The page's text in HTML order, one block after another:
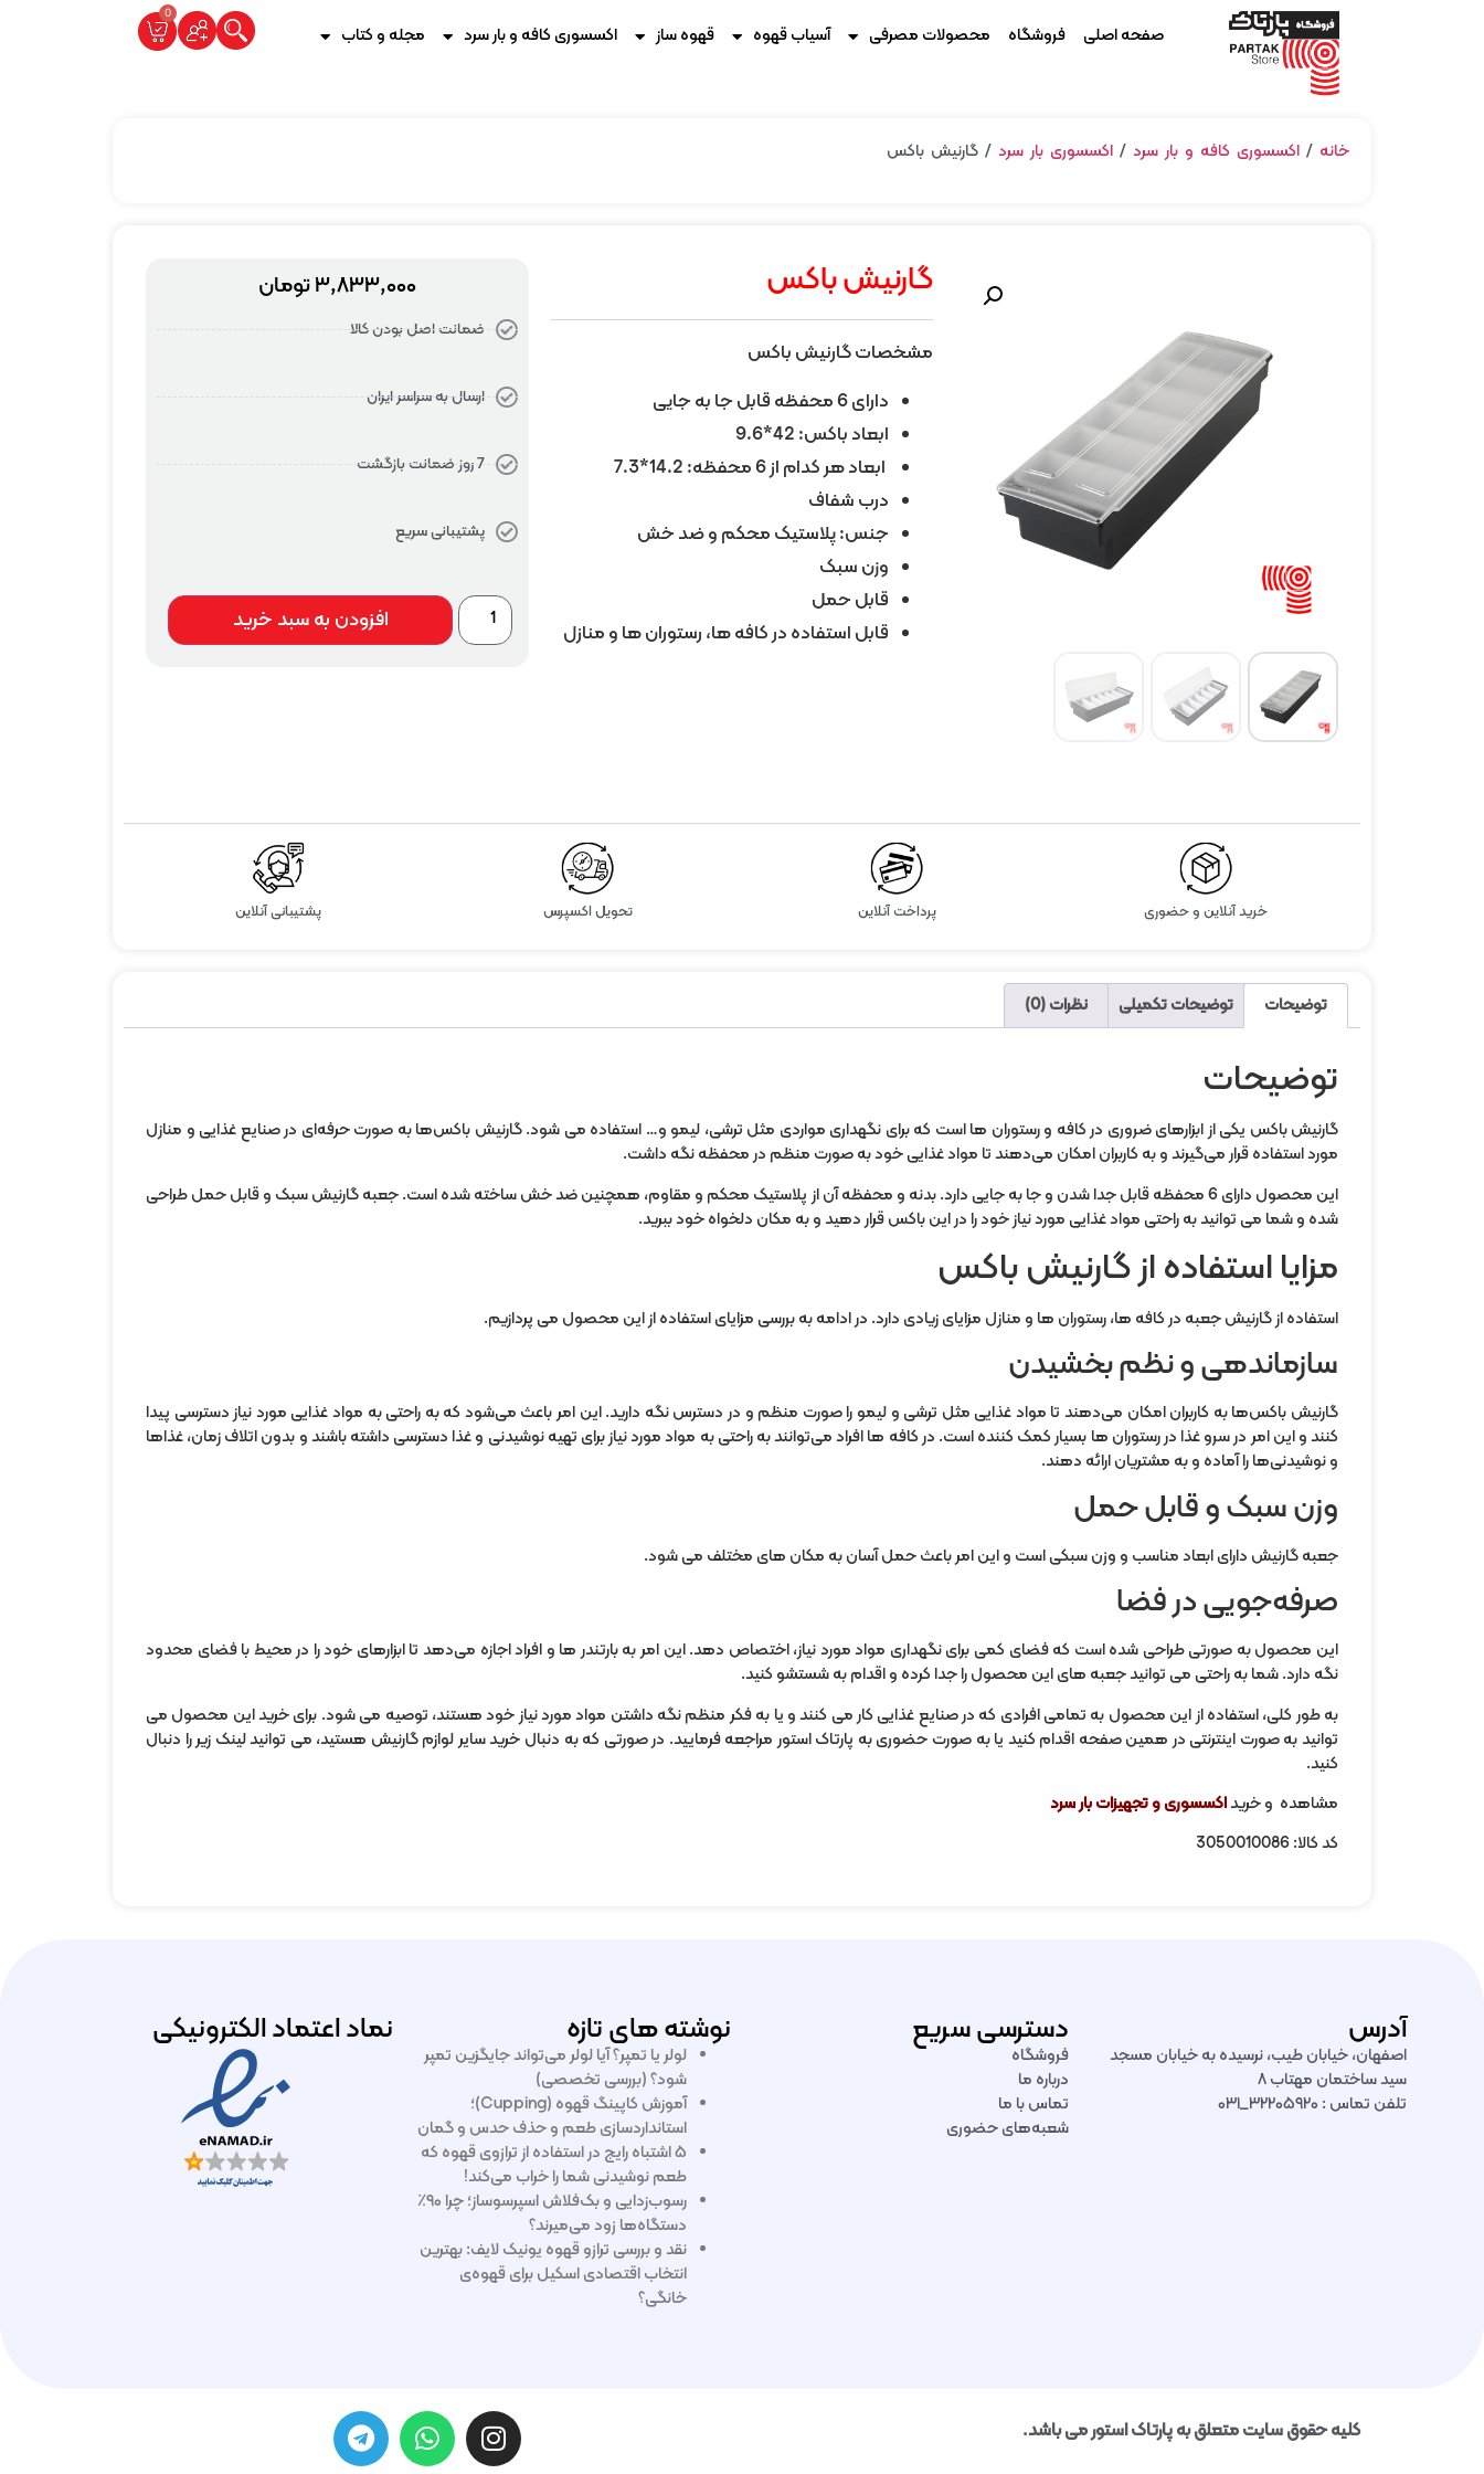
صفحه اصلی فروشگاه محصولات مصرفی آسیاب قهوه قهوه ساز اکسسوری کافه و بار سرد مجله و کتاب
0
خانه / اکسسوری کافه و بار سرد / اکسسوری بار سرد / گارنيش باکس
گارنيش باکس
مشخصات گارنيش باکس
دارای 6 محفظه قابل جا به جایی
ابعاد باکس: 42*9.6
ابعاد هر کدام از 6 محفظه: 14.2*7.3
درب شفاف
جنس: پلاستیک محکم و ضد خش
وزن سبک
قابل حمل
قابل استفاده در کافه ها، رستوران ها و منازل
۳,۸۳۳,۰۰۰تومان
ضمانت اصل بودن کالا
ارسال به سراسر ایران
7 روز ضمانت بازگشت
پشتیبانی سریع
افزودن به سبد خرید
خرید آنلاین و حضوری پرداخت آنلاین تحویل اکسپرس پشتیبانی آنلاین
توضیحات توضیحات تکمیلی نظرات (0)
توضیحات
گارنيش باکس یکی از ابزارهای ضروری در کافه و رستوران ها است که برای نگهداری مواردی مثل ترشی، لیمو و… استفاده می شود. گارنیش باکس‌ها به صورت حرفه‌ای در صنایع غذایی و منازل
مورد استفاده قرار می‌گیرند و به کاربران امکان می‌دهند تا مواد غذایی خود به صورت منظم در محفظه نگه داشت.
این محصول دارای 6 محفظه قابل جدا شدن و جا به جایی دارد. بدنه و محفظه آن از پلاستیک محکم و مقاوم، همچنین ضد خش ساخته شده است. جعبه گارنیش سبک و قابل حمل طراحی
شده و شما می توانید به راحتی مواد غذایی مورد نیاز خود را در این باکس قرار دهید و به مکان دلخواه خود ببرید.
مزایا استفاده از گارنيش باکس
استفاده از گارنیش جعبه در کافه ها، رستوران ها و منازل مزایای زیادی دارد. در ادامه به بررسی مزایای استفاده از این محصول می پردازیم.
سازماندهی و نظم بخشیدن
گارنیش باکس‌ها به کاربران امکان می‌دهند تا مواد غذایی مثل ترشی و لیمو را صورت منظم و در دسترس نگه دارید. این امر باعث می‌شود که به راحتی به مواد غذایی مورد نیاز دسترسی پیدا
کنند و این امر در سرو غذا در رستوران ها بسیار کمک کننده است. در کافه ها افراد می‌توانند به راحتی به مواد مورد نیاز برای تهیه نوشیدنی و غذا دسترسی داشته باشند و بدون اتلاف زمان، غذاها
و نوشیدنی‌ها را آماده و به مشتریان ارائه دهند.
وزن سبک و قابل حمل
جعبه گارنیش دارای ابعاد مناسب و وزن سبکی است و این امر باعث حمل آسان به مکان های مختلف می شود.
صرفه‌جویی در فضا
این محصول به صورتی طراحی شده‌ است که فضای کمی برای نگهداری مواد مورد نیاز، اختصاص دهد. این امر به بارتندر ها و افراد اجازه می‌دهد تا ابزارهای خود را در محیط با فضای محدود
نگه دارد. شما به راحتی می توانید جعبه های این محصول را جدا کرده و اقدام به شستشو کنید.
به طور کلی، استفاده از این محصول به تمامی افرادی که در صنایع غذایی کار می کنند و یا به فکر منظم نگه داشتن مواد مورد نیاز خود هستند، توصیه می شود. برای خرید این محصول می
توانید به صورت اینترنتی در همین صفحه اقدام کنید یا به صورت حضوری به پارتاک استور مراجعه فرمایید. در صورتی که به دنبال خرید سایر لوازم گارنیش هستید، می توانید لینک زیر را دنبال
کنید.
مشاهده و خریداکسسوری و تجهیزات بار سرد
کد کالا: 3050010086
آدرس
اصفهان، خیابان طیب، نرسیده به خیابان مسجد
سید ساختمان مهتاب ۸
تلفن تماس : ۳۲۲۰۵۹۲۰_۰۳۱
دسترسی سریع
فروشگاه
درباره ما
تماس با ما
شعبه‌های حضوری
نوشته های تازه
لولر یا تمپر؟ آیا لولر می‌تواند جایگزین تمپر
شود؟ (بررسی تخصصی)
آموزش کاپینگ قهوه (Cupping)؛
استانداردسازی طعم و حذف حدس و گمان
۵ اشتباه رایج در استفاده از ترازوی قهوه که
طعم نوشیدنی شما را خراب می‌کند!
رسوب‌زدایی و بک‌فلاش اسپرسوساز؛ چرا ۹۰٪
دستگاه‌ها زود می‌میرند؟
نقد و بررسی ترازو قهوه یونیک لایف: بهترین
انتخاب اقتصادی اسکیل برای قهوه‌ی
خانگی؟
نماد اعتماد الکترونیکی
کلیه حقوق سایت متعلق به پارتاک استور می باشد.